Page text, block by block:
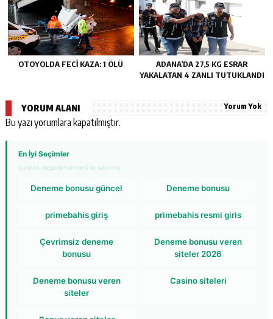
OTOYOLDA FECİ KAZA: 1 ÖLÜ
ADANA’DA 27,5 KG ESRAR
YAKALATAN 4 ZANLI TUTUKLANDI
YORUM ALANI Yorum Yok
Bu yazı yorumlara kapatılmıştır.
En İyi Seçimler
Uzman değerlendirmesi ile seçilmiş
Deneme bonusu güncel Deneme bonusu
primebahis giriş primebahis resmi giris
Çevrimsiz deneme
bonusu
Deneme bonusu veren
siteler 2026
Deneme bonusu veren
siteler
Casino siteleri